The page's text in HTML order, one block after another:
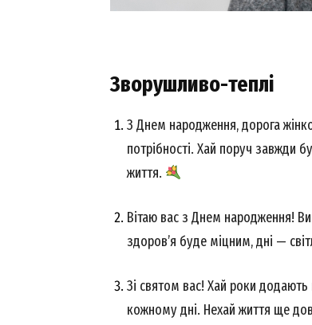
Зворушливо-теплі
З Днем народження, дорога
потрібності. Хай поруч завжди
життя.
Вітаю вас з Днем народження!
здоров’я буде міцним, дні —
Зі святом вас! Хай роки додають
кожному дні. Нехай життя ще